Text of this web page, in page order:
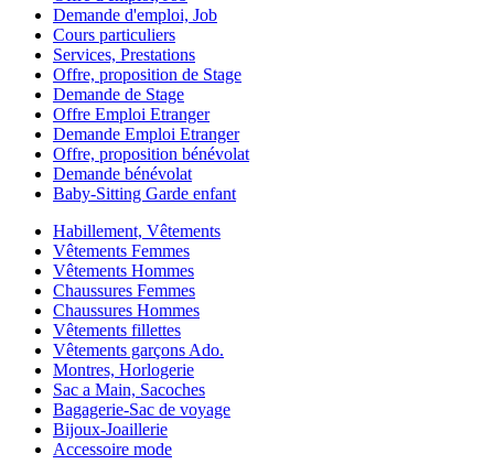
Demande d'emploi, Job
Cours particuliers
Services, Prestations
Offre, proposition de Stage
Demande de Stage
Offre Emploi Etranger
Demande Emploi Etranger
Offre, proposition bénévolat
Demande bénévolat
Baby-Sitting Garde enfant
Habillement, Vêtements
Vêtements Femmes
Vêtements Hommes
Chaussures Femmes
Chaussures Hommes
Vêtements fillettes
Vêtements garçons Ado.
Montres, Horlogerie
Sac a Main, Sacoches
Bagagerie-Sac de voyage
Bijoux-Joaillerie
Accessoire mode